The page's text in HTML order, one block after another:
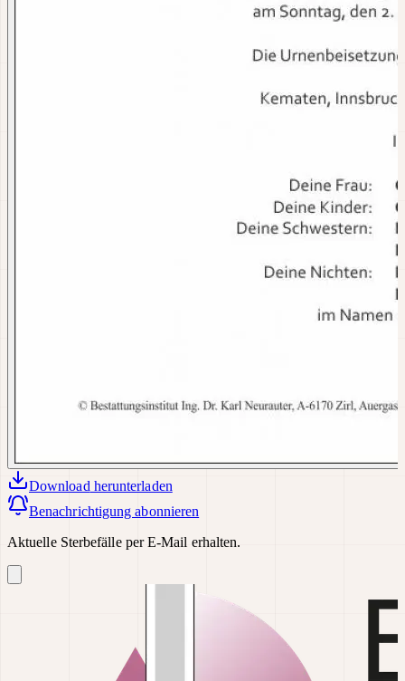
Download herunterladen
Benachrichtigung abonnieren
Aktuelle Sterbefälle per E-Mail erhalten.